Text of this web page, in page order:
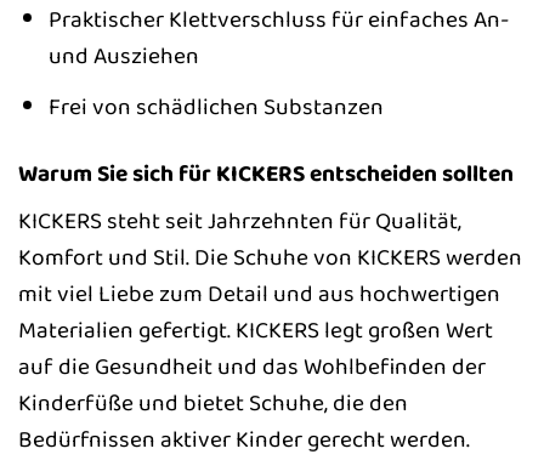
Praktischer Klettverschluss für einfaches An-
und Ausziehen
Frei von schädlichen Substanzen
Warum Sie sich für KICKERS entscheiden sollten
KICKERS steht seit Jahrzehnten für Qualität,
Komfort und Stil. Die Schuhe von KICKERS werden
mit viel Liebe zum Detail und aus hochwertigen
Materialien gefertigt. KICKERS legt großen Wert
auf die Gesundheit und das Wohlbefinden der
Kinderfüße und bietet Schuhe, die den
Bedürfnissen aktiver Kinder gerecht werden.